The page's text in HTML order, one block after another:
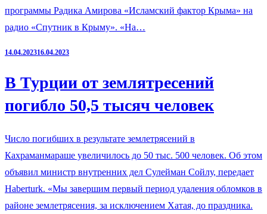
программы Радика Амирова «Исламский фактор Крыма» на
радио «Спутник в Крыму». «На…
14.04.202316.04.2023
В Турции от землятресений
погибло 50,5 тысяч человек
Число погибших в результате землетрясений в
Кахраманмараше увеличилось до 50 тыс. 500 человек. Об этом
объявил министр внутренних дел Сулейман Сойлу, передает
Нaberturk. «Мы завершим первый период удаления обломков в
районе землетрясения, за исключением Хатая, до праздника.